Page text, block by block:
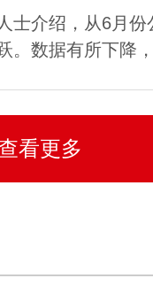
士介绍，从6月
。数据有所下降
看更多